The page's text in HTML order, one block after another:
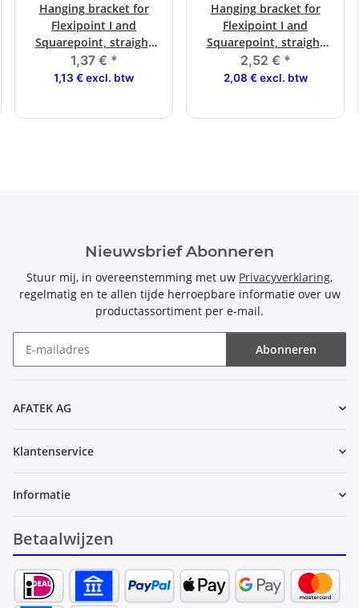
Hanging bracket for
Flexipoint I and
Squarepoint, straight
100 mm long.
1,37 € *
1,13 € excl. btw
Hanging bracket for
Flexipoint I and
Squarepoint, straight
150 mm long.
2,52 € *
2,08 € excl. btw
Nieuwsbrief Abonneren
Stuur mij, in overeenstemming met uw Privacyverklaring,
regelmatig en te allen tijde herroepbare informatie over uw
productassortiment per e-mail.
Abonneren
AFATEK AG
Klantenservice
Informatie
Betaalwijzen